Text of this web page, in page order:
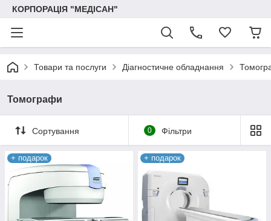
КОРПОРАЦІЯ "МЕДІСАН"
Товари та послуги Діагностичне обладнання
Томографи
Сортування 0 Фільтри
+ подарок + подарок